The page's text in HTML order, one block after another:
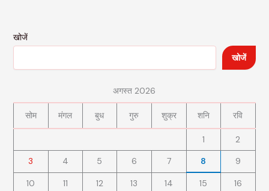
खोजें
खोजें
अगस्त 2026
सोम मंगल बुध गुरु शुक्र शनि रवि
1
2
3
4 5 6 7 8 9
10 11 12 13 14 15
16